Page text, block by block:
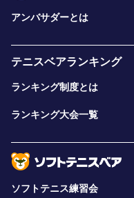
アンバサダーとは
テニスベアランキング
ランキング制度とは
ランキング大会一覧
ソフトテニス練習会